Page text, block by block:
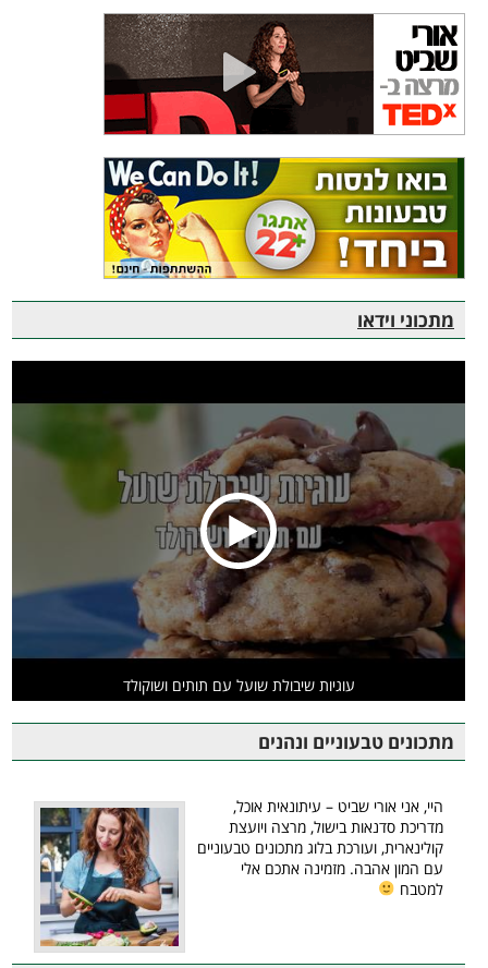
מתכוני וידאו
עוגיות שיבולת שועל עם תותים ושוקולד
מתכונים טבעוניים ונהנים
היי, אני אורי שביט – עיתונאית אוכל,
מדריכת סדנאות בישול, מרצה ויועצת
קולינארית, ועורכת בלוג מתכונים טבעוניים
עם המון אהבה. מזמינה אתכם אלי
למטבח